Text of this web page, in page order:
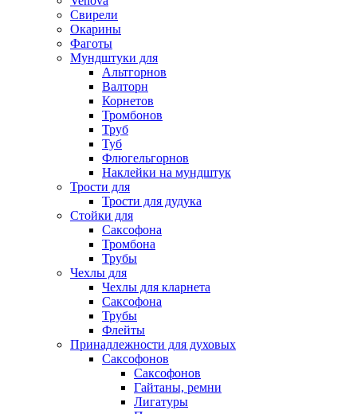
Свирели
Окарины
Фаготы
Мундштуки для
Альтгорнов
Валторн
Корнетов
Тромбонов
Труб
Туб
Флюгельгорнов
Наклейки на мундштук
Трости для
Трости для дудука
Стойки для
Саксофона
Тромбона
Трубы
Чехлы для
Чехлы для кларнета
Саксофона
Трубы
Флейты
Принадлежности для духовых
Саксофонов
Саксофонов
Гайтаны, ремни
Лигатуры